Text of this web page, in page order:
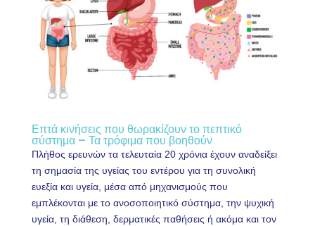
Επτά κινήσεις που θωρακίζουν το πεπτικό
σύστημα – Τα τρόφιμα που βοηθούν
Πλήθος ερευνών τα τελευταία 20 χρόνια έχουν αναδείξει
τη σημασία της υγείας του εντέρου για τη συνολική
ευεξία και υγεία, μέσα από μηχανισμούς που
εμπλέκονται με το ανοσοποιητικό σύστημα, την ψυχική
υγεία, τη διάθεση, δερματικές παθήσεις ή ακόμα και τον